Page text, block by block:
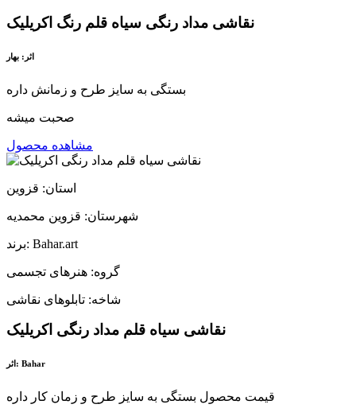
نقاشی مداد رنگی سیاه قلم رنگ اکریلیک
اثر: بهار
بستگی به سایز طرح و زمانش داره
صحبت میشه
مشاهده محصول
استان: قزوین
شهرستان: قزوین محمدیه
برند: Bahar.art
گروه: هنرهای تجسمی
شاخه: تابلوهای نقاشی
نقاشی سیاه قلم مداد رنگی اکریلیک
اثر: Bahar
قیمت محصول بستگی به سایز طرح و زمان کار داره